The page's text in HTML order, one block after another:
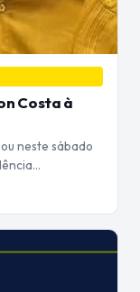
Costa à
neste sábado